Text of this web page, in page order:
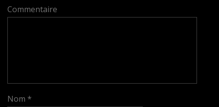
Commentaire
Nom *